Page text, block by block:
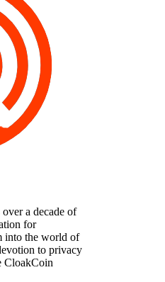
a decade of
for
into the world of
to privacy
CloakCoin